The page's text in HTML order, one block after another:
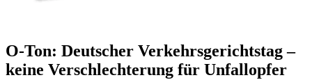
O-Ton: Deutscher Verkehrsgerichtstag –
keine Verschlechterung für Unfallopfer